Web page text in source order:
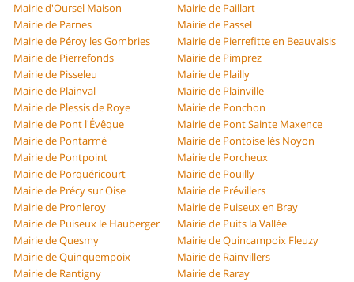
Mairie d'Oursel Maison
Mairie de Paillart
Mairie de Parnes
Mairie de Passel
Mairie de Péroy les Gombries
Mairie de Pierrefitte en Beauvaisis
Mairie de Pierrefonds
Mairie de Pimprez
Mairie de Pisseleu
Mairie de Plailly
Mairie de Plainval
Mairie de Plainville
Mairie de Plessis de Roye
Mairie de Ponchon
Mairie de Pont l'Évêque
Mairie de Pont Sainte Maxence
Mairie de Pontarmé
Mairie de Pontoise lès Noyon
Mairie de Pontpoint
Mairie de Porcheux
Mairie de Porquéricourt
Mairie de Pouilly
Mairie de Précy sur Oise
Mairie de Prévillers
Mairie de Pronleroy
Mairie de Puiseux en Bray
Mairie de Puiseux le Hauberger
Mairie de Puits la Vallée
Mairie de Quesmy
Mairie de Quincampoix Fleuzy
Mairie de Quinquempoix
Mairie de Rainvillers
Mairie de Rantigny
Mairie de Raray